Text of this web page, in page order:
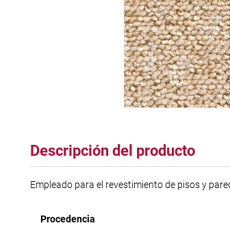
Descripción del producto
Empleado para el revestimiento de pisos y
Procedencia